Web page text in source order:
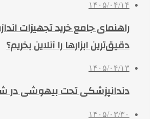
۱۴۰۵/۰۴/۱۴
راهنمای جامع خرید تجهیزات
دقیق‌ترین ابزارها را آنلاین بخریم؟
۱۴۰۵/۰۴/۱۳
دندانپزشکی تحت بیهوشی در
۱۴۰۵/۰۳/۳۰